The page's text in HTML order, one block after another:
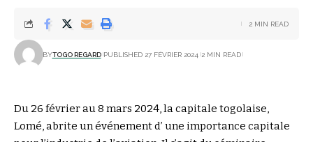
BYTOGO REGARD PUBLISHED 27 FÉVRIER 2024 2 MIN READ
2 MIN READ
Du 26 février au 8 mars 2024, la capitale togolaise,
Lomé, abrite un événement d’ une importance capitale